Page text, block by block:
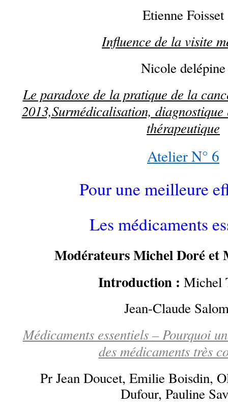
Etienne Foisset
Influence de la visite
Nicole delépine
Le paradoxe de la pratique de la
2013,Surmédicalisation,
thérapeutique
Atelier N° 6
Pour une meilleure
Les médicaments
Modérateurs Michel Doré et
Introduction : Michel
Jean-Claude
Médicaments essentiels – Pourquoi
des médicaments très
Pr Jean Doucet, Emilie Boisdin,
Dufour, Pauline